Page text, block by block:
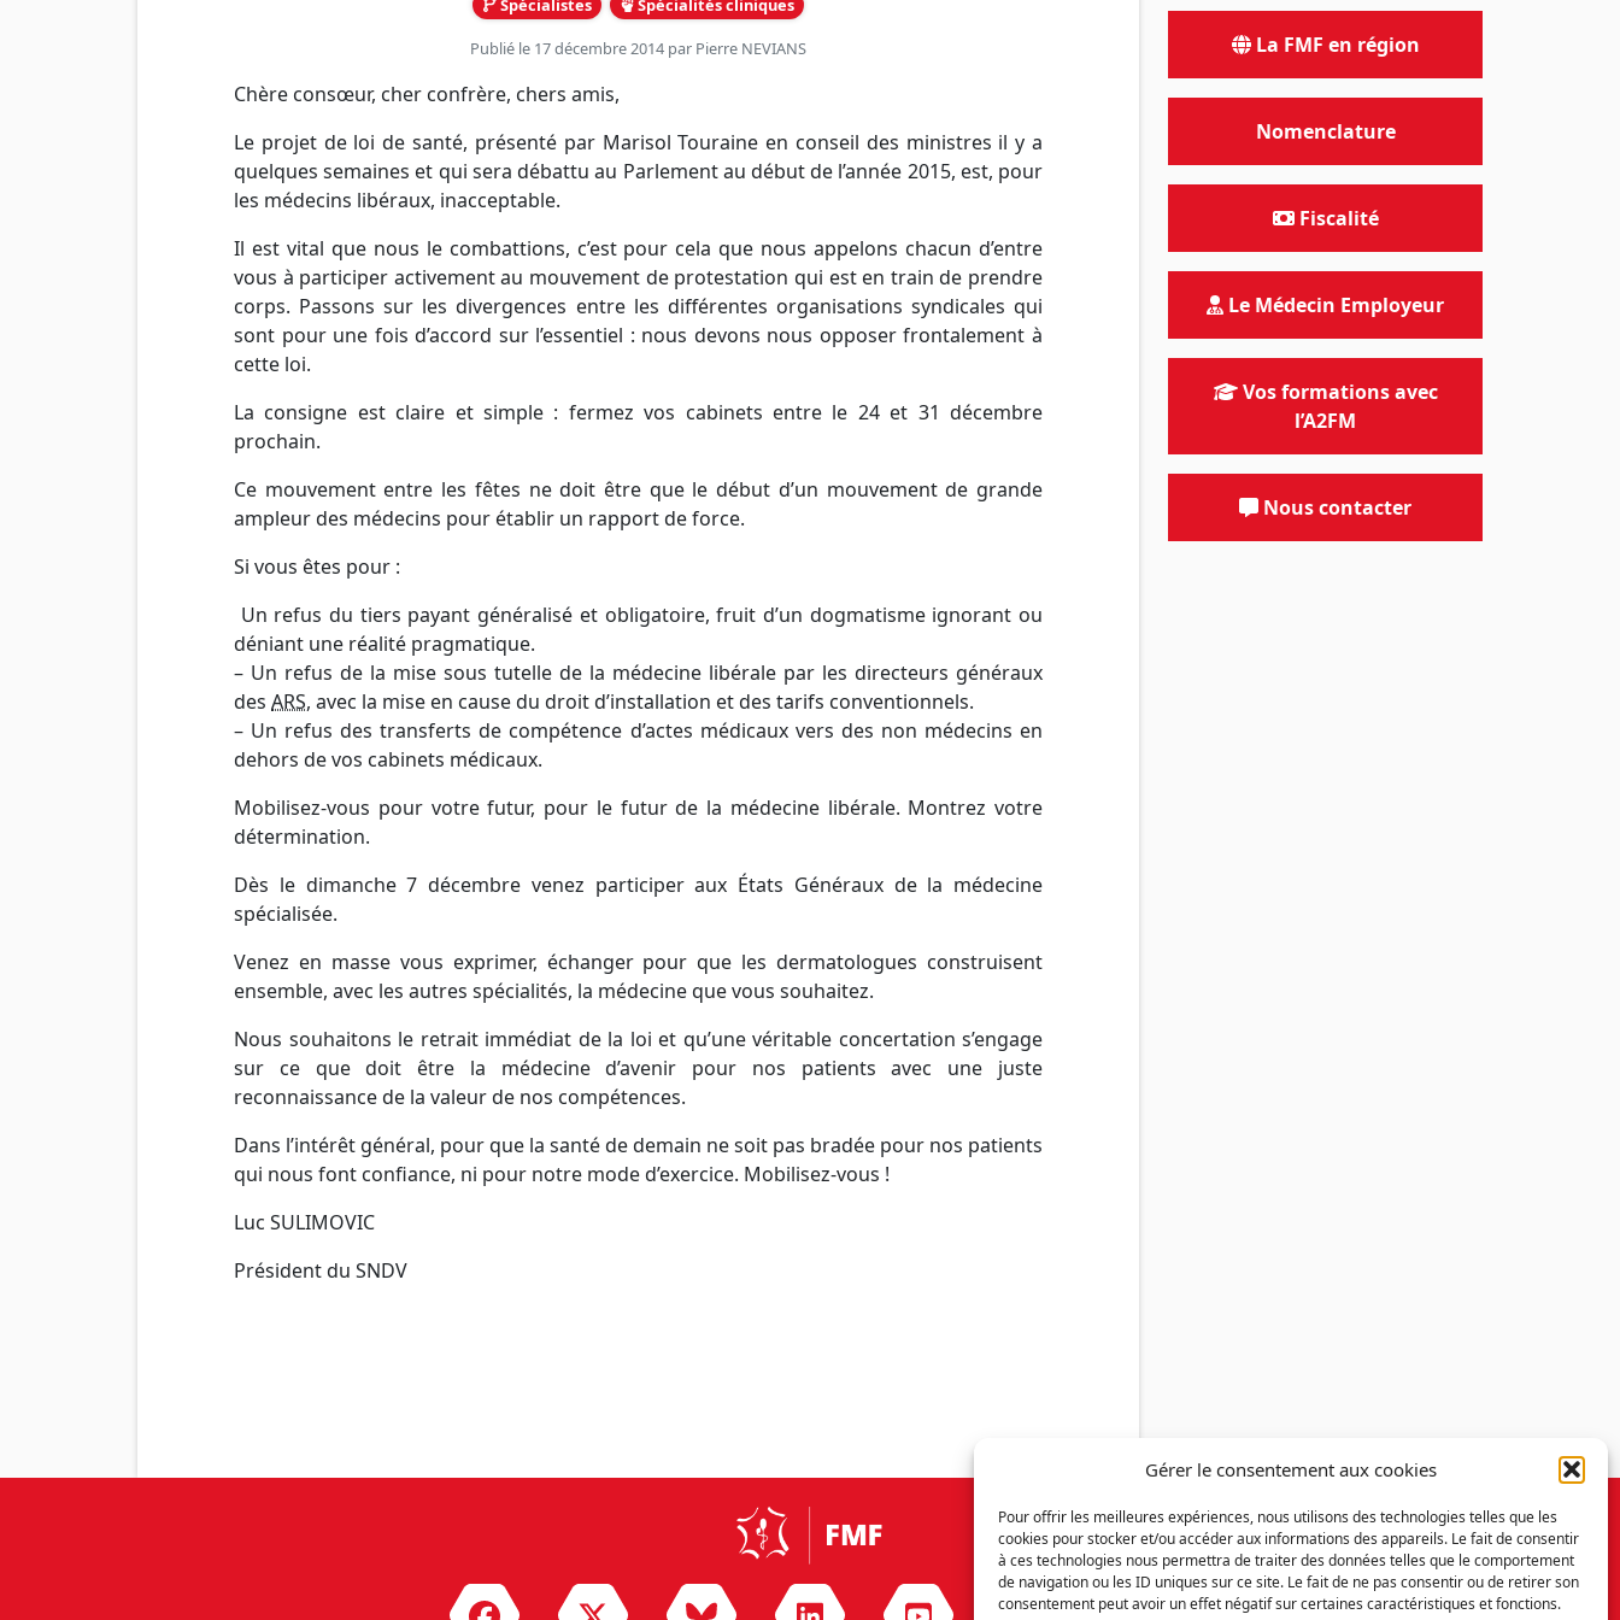
Gérer le consentement aux cookies
Pour offrir les meilleures expériences, nous utilisons des technologies telles que les
cookies pour stocker et/ou accéder aux informations des appareils. Le fait de consentir
à ces technologies nous permettra de traiter des données telles que le comportement
de navigation ou les ID uniques sur ce site. Le fait de ne pas consentir ou de retirer son
consentement peut avoir un effet négatif sur certaines caractéristiques et fonctions.
Publié le 17 décembre 2014 par Pierre NEVIANS
Chère consœur, cher confrère, chers amis,
Le projet de loi de santé, présenté par Marisol Touraine en conseil des ministres il y a
quelques semaines et qui sera débattu au Parlement au début de l’année 2015, est, pour
les médecins libéraux, inacceptable.
Il est vital que nous le combattions, c’est pour cela que nous appelons chacun d’entre
vous à participer activement au mouvement de protestation qui est en train de prendre
corps. Passons sur les divergences entre les différentes organisations syndicales qui
sont pour une fois d’accord sur l’essentiel : nous devons nous opposer frontalement à
cette loi.
La consigne est claire et simple : fermez vos cabinets entre le 24 et 31 décembre
prochain.
Ce mouvement entre les fêtes ne doit être que le début d’un mouvement de grande
ampleur des médecins pour établir un rapport de force.
Si vous êtes pour :
Un refus du tiers payant généralisé et obligatoire, fruit d’un dogmatisme ignorant ou
déniant une réalité pragmatique.
– Un refus de la mise sous tutelle de la médecine libérale par les directeurs généraux
des ARS, avec la mise en cause du droit d’installation et des tarifs conventionnels.
– Un refus des transferts de compétence d’actes médicaux vers des non médecins en
dehors de vos cabinets médicaux.
Mobilisez-vous pour votre futur, pour le futur de la médecine libérale. Montrez votre
détermination.
Dès le dimanche 7 décembre venez participer aux États Généraux de la médecine
spécialisée.
Venez en masse vous exprimer, échanger pour que les dermatologues construisent
ensemble, avec les autres spécialités, la médecine que vous souhaitez.
Nous souhaitons le retrait immédiat de la loi et qu’une véritable concertation s’engage
sur ce que doit être la médecine d’avenir pour nos patients avec une juste
reconnaissance de la valeur de nos compétences.
Dans l’intérêt général, pour que la santé de demain ne soit pas bradée pour nos patients
qui nous font confiance, ni pour notre mode d’exercice. Mobilisez-vous !
Luc SULIMOVIC
Président du SNDV
La FMF en région
Nomenclature
Fiscalité
Le Médecin Employeur
Vos formations avec
l’A2FM
Nous contacter